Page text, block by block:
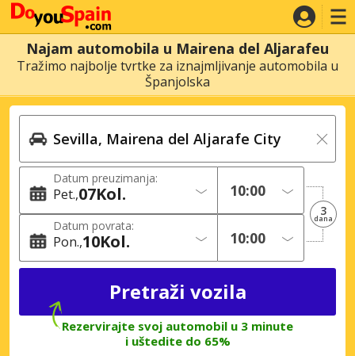
Najam automobila u Mairena del Aljarafeu
Tražimo najbolje tvrtke za iznajmljivanje automobila u
Španjolska
Datum preuzimanja:
Pet. 07Kol.
Datum povrata:
Pon. 10Kol.
3
dana
Rezervirajte svoj automobil u 3 minute
i uštedite do 65%